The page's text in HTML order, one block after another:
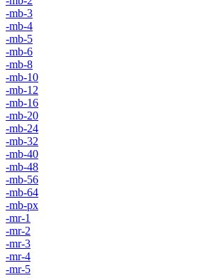
-mb-3
-mb-4
-mb-5
-mb-6
-mb-8
-mb-10
-mb-12
-mb-16
-mb-20
-mb-24
-mb-32
-mb-40
-mb-48
-mb-56
-mb-64
-mb-px
-mr-1
-mr-2
-mr-3
-mr-4
-mr-5